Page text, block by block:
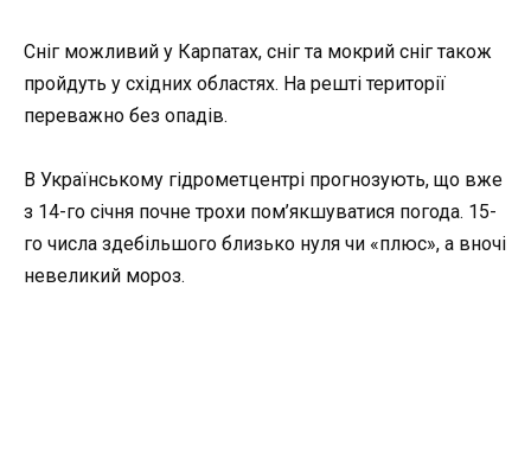
Сніг можливий у Карпатах, сніг та мокрий сніг також
пройдуть у східних областях. На решті території
переважно без опадів.
В Українському гідрометцентрі прогнозують, що вже
з 14-го січня почне трохи пом’якшуватися погода. 15-
го числа здебільшого близько нуля чи «плюс», а вночі
невеликий мороз.